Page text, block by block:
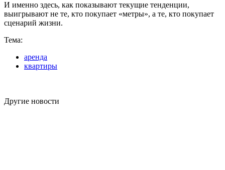
И именно здесь, как показывают текущие тенденции,
выигрывают не те, кто покупает «метры», а те, кто покупает
сценарий жизни.
Тема:
аренда
квартиры
Другие новости